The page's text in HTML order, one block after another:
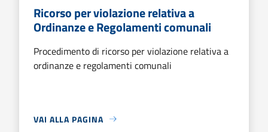
Ricorso per violazione relativa a
Ordinanze e Regolamenti comunali
Procedimento di ricorso per violazione relativa a
ordinanze e regolamenti comunali
VAI ALLA PAGINA